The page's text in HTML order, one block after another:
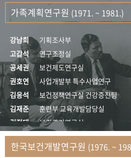
정책과 연구 키워드로 보는 연구 역사
간행물 변천사
기록물 아카이브
사진 아카이브 문서 기록물 행정
50+1주년 기념
성과 50선 숫자로 보는 50년
세계와 함께 한 KIHASA
가족계획연구원 (1971. ~ 1981.)
강남희
기획조사부
고갑석
연구조정실
공세권
보건제도연구실
권호연
사업개발부 특수사업연구
김응석
보건정책연구실 건강증진팀
김재준
훈련부 교육개발담당실
김정태
보건관리연구실
김지자
연구부 사회개발담당실
김태룡
조사평가부 연구과
한국보건개발연구원 (1976. ~